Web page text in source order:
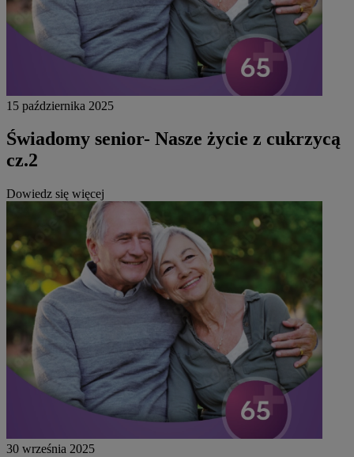
15 października 2025
Świadomy senior- Nasze życie z cukrzycą
cz.2
Dowiedz się więcej
30 września 2025